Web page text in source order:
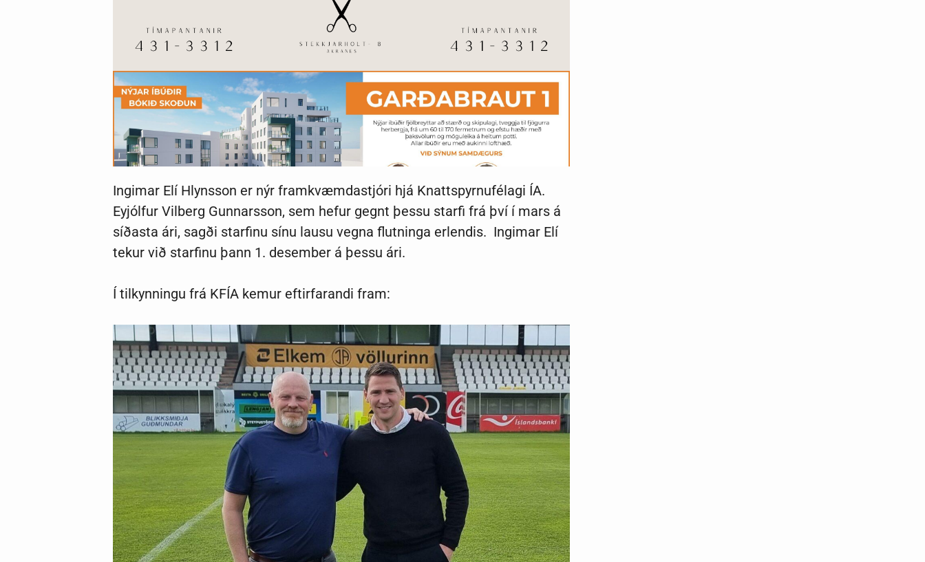
Ingimar Elí Hlynsson er nýr framkvæmdastjóri hjá Knattspyrnufélagi ÍA.
Eyjólfur Vilberg Gunnarsson, sem hefur gegnt þessu starfi frá því í mars á
síðasta ári, sagði starfinu sínu lausu vegna flutninga erlendis. Ingimar Elí
tekur við starfinu þann 1. desember á þessu ári.
Í tilkynningu frá KFÍA kemur eftirfarandi fram: